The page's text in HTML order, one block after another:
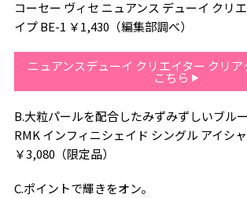
コーセー ヴィセ ニュアンス デューイ クリ
イプ BE-1 ￥1,430（編集部調べ）
ニュアンスデューイ クリエイター クリ
こちら
B.大粒パールを配合したみずみずしいブルー
RMK インフィニシェイド シングル アイシ
￥3,080（限定品）
C.ポイントで輝きをオン。